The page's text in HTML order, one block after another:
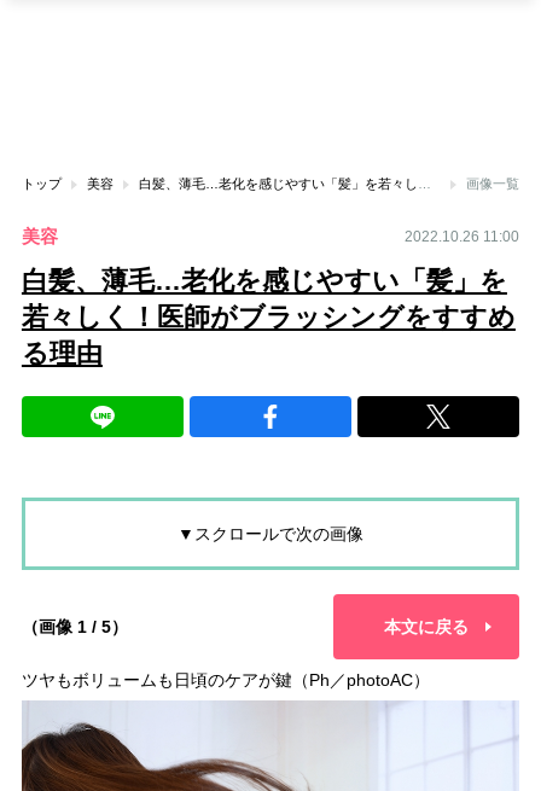
トップ 美容 画像一覧
美容 2022.10.26 11:00
白髪、薄毛…老化を感じやすい「髪」を
若々しく！医師がブラッシングをすすめ
る理由
▼スクロールで次の画像
（画像 1 / 5） 本文に戻る
ツヤもボリュームも日頃のケアが鍵（Ph／photoAC）